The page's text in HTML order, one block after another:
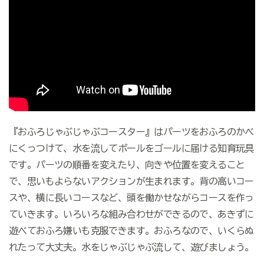
『おふろじゃぶじゃぶコースター』はパーツをおふろのかべ
にくっつけて、水を流してボールをゴールに届ける知育玩具
です。パーツの順番を変えたり、向きや位置を変えること
で、思いもよらないアクションが生まれます。背の高いコー
スや、横に長いコースなど、頭を働かせながらコースを作っ
ていきます。いろいろな組み合わせができるので、あきずに
遊べておふろ嫌いも克服できます。おふろなので、いくらぬ
れたって大丈夫。水をじゃぶじゃぶ流して、遊びましょう。